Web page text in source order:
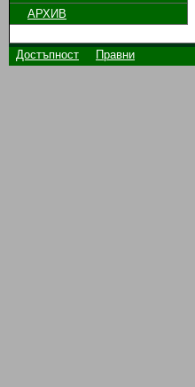
АРХИВ
Достъпност Правни